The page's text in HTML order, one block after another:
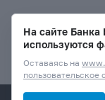
Версия для
На сайте Банка
используются
Оставаясь на
пользовательское